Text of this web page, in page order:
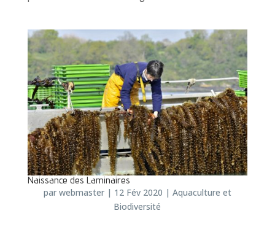
Naissance des Laminaires
par webmaster| 12 Fév 2020 | Aquaculture et
Biodiversité